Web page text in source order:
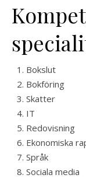
Bokslut
Bokföring
Skatter
IT
Redovisning
Ekonomiska
Språk
Sociala media